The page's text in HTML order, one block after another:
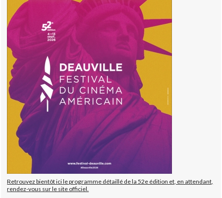
Retrouvez bientôt ici le programme détaillé de la 52e édition et, en attendant,
rendez-vous sur le site officiel.